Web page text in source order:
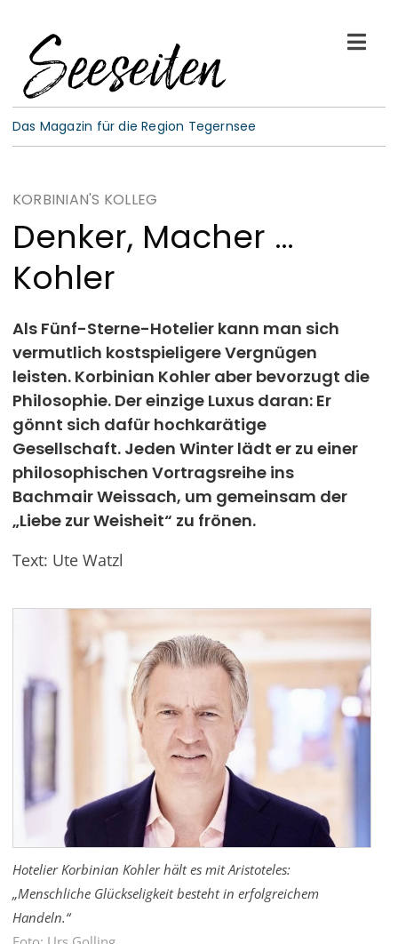
content
See-Leben
Gespräche
E-Paper
ABO
Werben
Das Magazin für die Region Tegernsee
KORBINIAN'S KOLLEG
Denker, Macher …
Kohler
Als Fünf-Sterne-Hotelier kann man sich
vermutlich kostspieligere Vergnügen
leisten. Korbinian Kohler aber bevorzugt die
Philosophie. Der einzige Luxus daran: Er
gönnt sich dafür hochkarätige
Gesellschaft. Jeden Winter lädt er zu einer
philosophischen Vortragsreihe ins
Bachmair Weissach, um gemeinsam der
„Liebe zur Weisheit“ zu frönen.
Text: Ute Watzl
Hotelier Korbinian Kohler hält es mit Aristoteles:
„Menschliche Glückseligkeit besteht in erfolgreichem
Handeln.“